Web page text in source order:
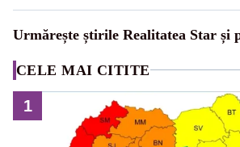
Urmărește știrile Realitatea Star și
CELE MAI CITITE
1